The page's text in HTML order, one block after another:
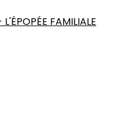
FAMILIALE